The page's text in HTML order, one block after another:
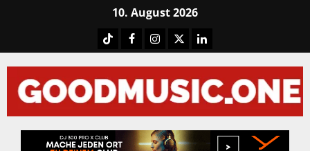
10. August 2026
TiktokFacebook
Instagram
X LinkedIN